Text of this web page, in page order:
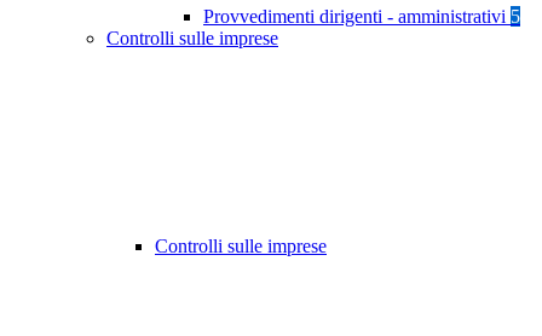
Provvedimenti dirigenti - amministrativi 5
Controlli sulle imprese
Controlli sulle imprese